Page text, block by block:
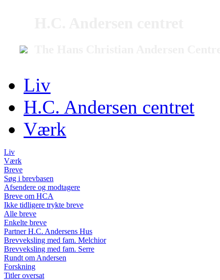
Liv
H.C. Andersen centret
Værk
Liv
Værk
Breve
Søg i brevbasen
Afsendere og modtagere
Breve om HCA
Ikke tidligere trykte breve
Alle breve
Enkelte breve
Partner H.C. Andersens Hus
Brevveksling med fam. Melchior
Brevveksling med fam. Serre
Rundt om Andersen
Forskning
Titler oversat